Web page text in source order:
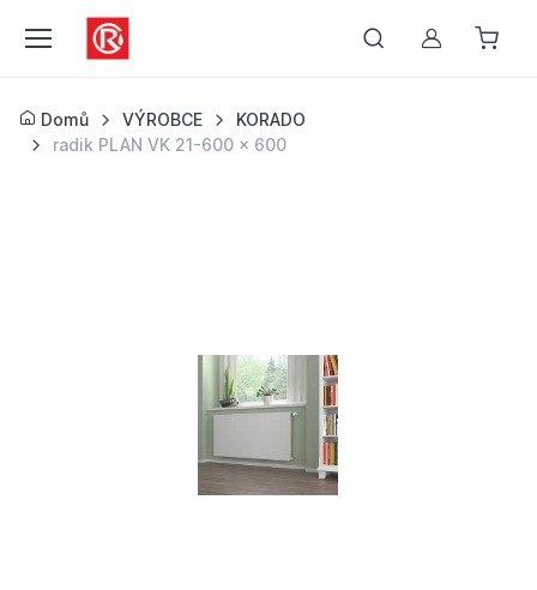
Můj účet
Domů VÝROBCE
KORADO
radik PLAN VK 21-600 x 600